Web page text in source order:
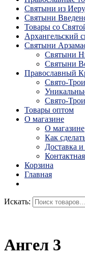
Святыни из
Святыни
Товары со
Архангельский
Святыни
Святыни
Святыни
Православный
Свято-
Свято-
Товары оптом
О магазине
О магазине
Как
Доставка и
Корзина
Главная
Искать:
Ангел 3